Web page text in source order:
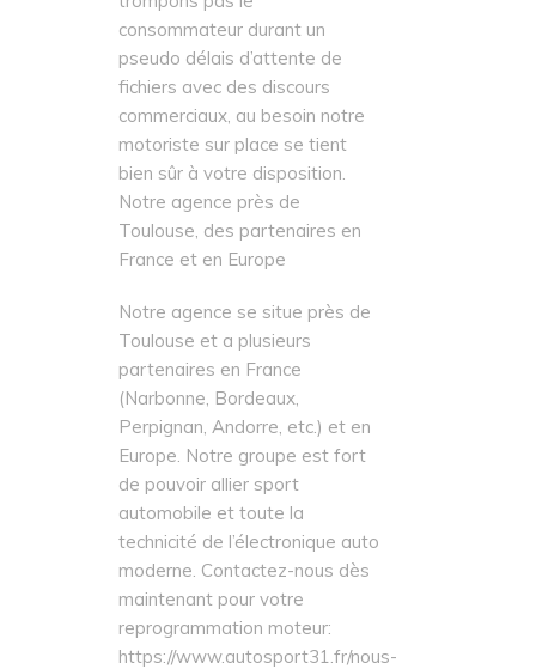
consommateur durant un
pseudo délais d’attente de
fichiers avec des discours
commerciaux, au besoin notre
motoriste sur place se tient
bien sûr à votre disposition.
Notre agence près de
Toulouse, des partenaires en
France et en Europe
Notre agence se situe près de
Toulouse et a plusieurs
partenaires en France
(Narbonne, Bordeaux,
Perpignan, Andorre, etc.) et en
Europe. Notre groupe est fort
de pouvoir allier sport
automobile et toute la
technicité de l’électronique auto
moderne. Contactez-nous dès
maintenant pour votre
reprogrammation moteur:
https://www.autosport31.fr/nous-